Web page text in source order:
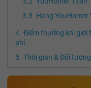
Hạng YouHomer
Điểm thưởng khi giới
phí
Thời gian & Đối